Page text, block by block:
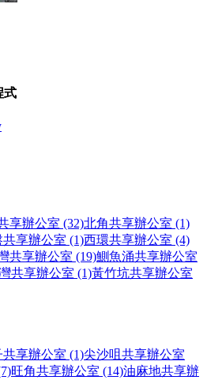
式
享辦公室 (32)北角共享辦公室 (1)
享辦公室 (1)西環共享辦公室 (4)
共享辦公室 (19)鰂魚涌共享辦公室
共享辦公室 (1)黃竹坑共享辦公室
共享辦公室 (1)尖沙咀共享辦公室
旺角共享辦公室 (14)油麻地共享辦